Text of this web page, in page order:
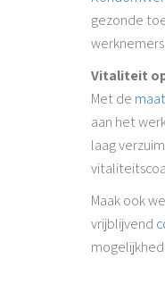
gezonde
Vitaliteit
Met de
aan het
laag
Maak ook
vrijblijvend